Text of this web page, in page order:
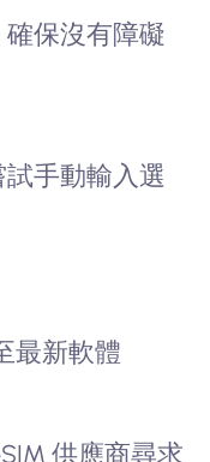
保沒有障礙
手動輸入選
最新軟體
供應商尋求